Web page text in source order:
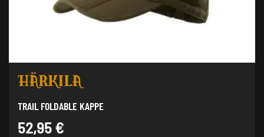
TRAIL FOLDABLE KAPPE
52,95 €